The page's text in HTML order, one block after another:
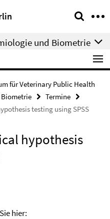
und Biometrie
für Veterinary Public Health
Termine
testing using SPSS
hypothesis
hier: